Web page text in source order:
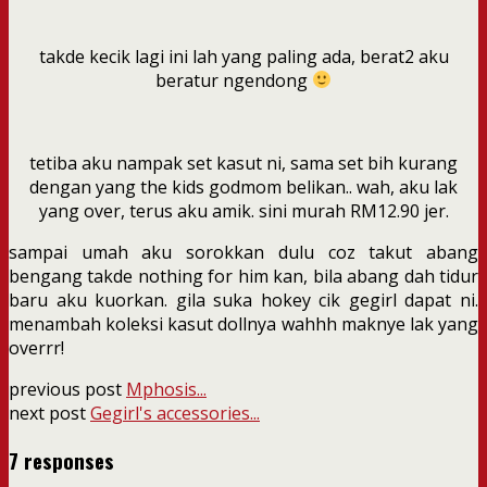
takde kecik lagi ini lah yang paling ada, berat2 aku
beratur ngendong
tetiba aku nampak set kasut ni, sama set bih kurang
dengan yang the kids godmom belikan.. wah, aku lak
yang over, terus aku amik. sini murah RM12.90 jer.
sampai umah aku sorokkan dulu coz takut abang
bengang takde nothing for him kan, bila abang dah tidur
baru aku kuorkan. gila suka hokey cik gegirl dapat ni.
menambah koleksi kasut dollnya wahhh maknye lak yang
overrr!
previous post Mphosis...
next postGegirl's accessories...
7 responses